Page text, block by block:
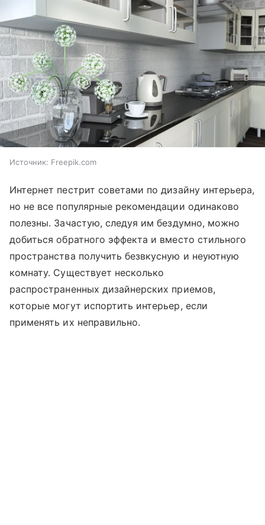
Источник: Freepik.com
Интернет пестрит советами по дизайну интерьера,
но не все популярные рекомендации одинаково
полезны. Зачастую, следуя им бездумно, можно
добиться обратного эффекта и вместо стильного
пространства получить безвкусную и неуютную
комнату. Существует несколько
распространенных дизайнерских приемов,
которые могут испортить интерьер, если
применять их неправильно.